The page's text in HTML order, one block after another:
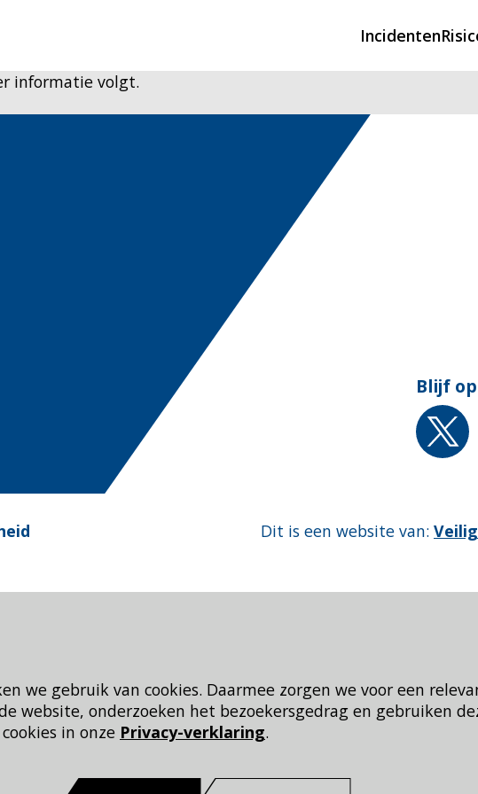
we gebruik van cookies. Daarmee zorgen we voor een
website, onderzoeken het bezoekersgedrag en gebruiken
in onze Privacy-verklaring.
Incidenten
Hulpdiensten nodig?
CIN-meldingen
informatie volgt.
Blijf
Dit is een website van: